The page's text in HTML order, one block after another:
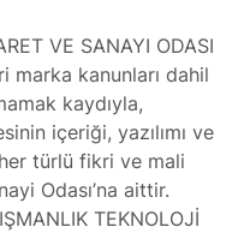
VE SANAYI ODASI
marka kanunları dahil
kaydıyla,
içeriği, yazılımı ve
türlü fikri ve mali
Odası’na aittir.
TEKNOLOJİ